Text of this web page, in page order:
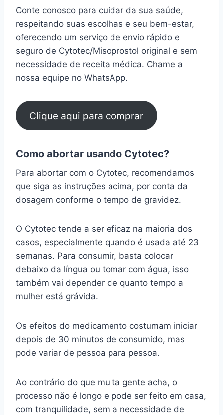
Conte conosco para cuidar da sua saúde,
respeitando suas escolhas e seu bem-estar,
oferecendo um serviço de envio rápido e
seguro de Cytotec/Misoprostol original e sem
necessidade de receita médica. Chame a
nossa equipe no WhatsApp.
Clique aqui para comprar
Como abortar usando Cytotec?
Para abortar com o Cytotec, recomendamos
que siga as instruções acima, por conta da
dosagem conforme o tempo de gravidez.
O Cytotec tende a ser eficaz na maioria dos
casos, especialmente quando é usada até 23
semanas. Para consumir, basta colocar
debaixo da língua ou tomar com água, isso
também vai depender de quanto tempo a
mulher está grávida.
Os efeitos do medicamento costumam iniciar
depois de 30 minutos de consumido, mas
pode variar de pessoa para pessoa.
Ao contrário do que muita gente acha, o
processo não é longo e pode ser feito em casa,
com tranquilidade, sem a necessidade de